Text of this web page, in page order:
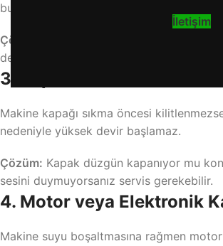
İletişim
bulunmaz ya da düşük devirde
Çözüm:
deneyin.
3. Kapak Kilidi Arızası
Makine kapağı sıkma öncesi
nedeniyle yüksek devir başlamaz.
Çözüm: Kapak düzgün kapanıyor mu
sesini duymuyorsanız servis gerekebilir.
4. Motor veya Elektronik
Makine suyu boşaltmasına rağmen